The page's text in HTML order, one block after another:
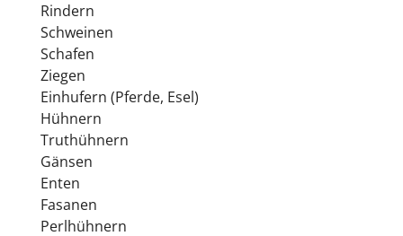
Rindern
Schweinen
Schafen
Ziegen
Einhufern (Pferde, Esel)
Hühnern
Truthühnern
Gänsen
Enten
Fasanen
Perlhühnern